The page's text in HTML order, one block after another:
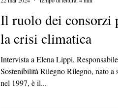
Il ruolo dei consorzi
la crisi climatica
Intervista a Elena Lippi,
Sostenibilità Rilegno Rilegno, nato a
nel 1997, è il...